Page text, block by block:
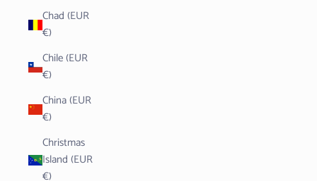
Chad (EUR
€)
Chile (EUR
€)
China (EUR
€)
Christmas
Island (EUR
€)